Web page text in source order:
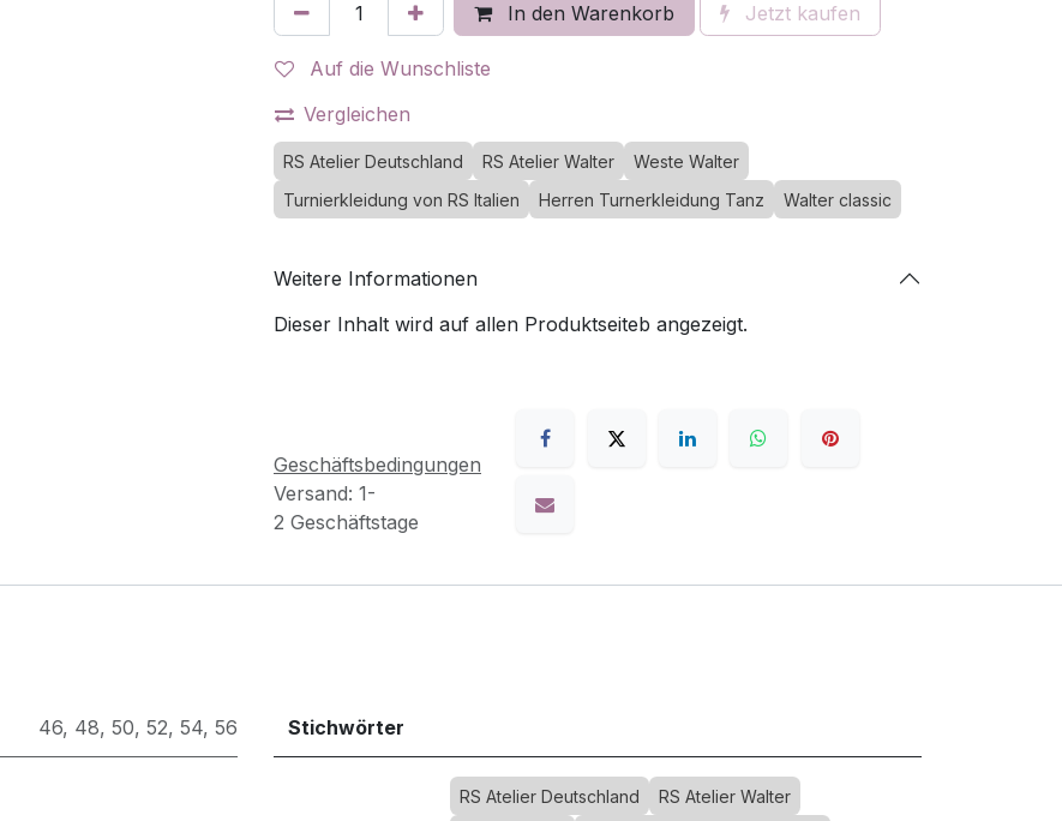
In den Warenkorb Jetzt kaufen
Auf die Wunschliste
Vergleichen
RS Atelier Deutschland RS Atelier Walter
Weste Walter
Turnierkleidung von RS Italien
Herren Turnerkleidung Tanz Walter classic
Weitere Informationen
Dieser Inhalt wird auf allen Produktseiteb angezeigt.
Geschäftsbedingungen
Versand: 1-
2 Geschäftstage
46, 48, 50, 52, 54, 56 Stichwörter
RS Atelier Deutschland
RS Atelier Walter